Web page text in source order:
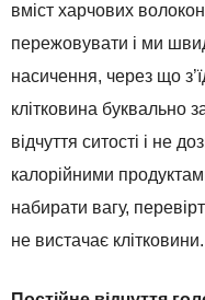
вміст харчових
пережовувати і ми
насичення, через що
клітковина буквально
відчуття ситості і не
калорійними
набирати вагу,
не вистачає клітковини.